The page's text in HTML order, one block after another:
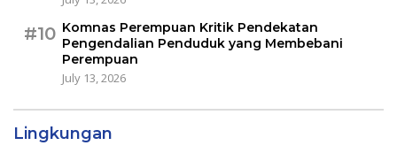
#10 Komnas Perempuan Kritik Pendekatan
Pengendalian Penduduk yang Membebani
Perempuan
July 13, 2026
Lingkungan